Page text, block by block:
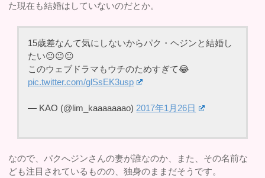
た現在も結婚はしていないのだとか。
15歳差なんて気にしないからパク・ヘジンと結婚し
たい😐😐😐
このウェブドラマもウチのためすぎて😂
pic.twitter.com/glSsEK3usp
— KAO (@lim_kaaaaaaao) 2017年1月26日
なので、パクへジンさんの妻が誰なのか、また、その名前な
ども注目されているものの、独身のままだそうです。